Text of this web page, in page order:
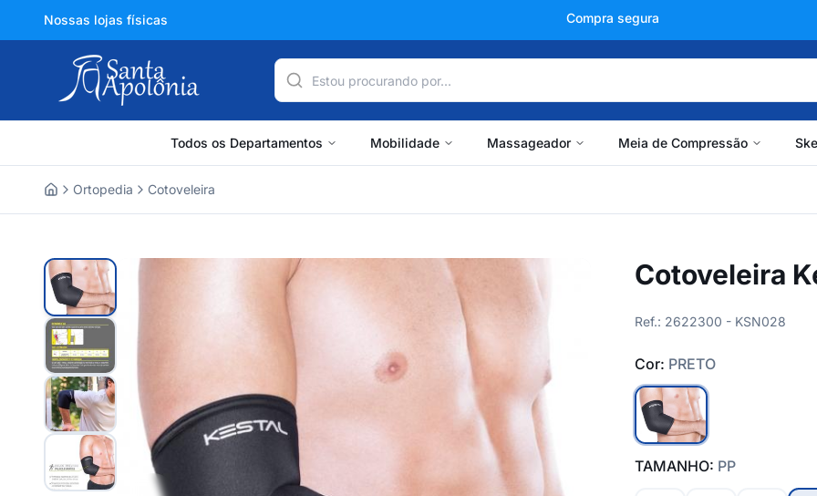
Nossas lojas físicas +150 mil avaliações
Todos os Departamentos Mobilidade Massageador Meia de Compressão
Ortopedia Cotoveleira
Cotoveleira
Ref.: 2622300 - KSN028
Cor: PRETO
TAMANHO: PP